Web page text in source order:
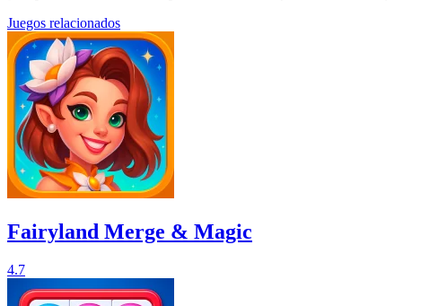
Juegos relacionados
Fairyland Merge & Magic
4.7